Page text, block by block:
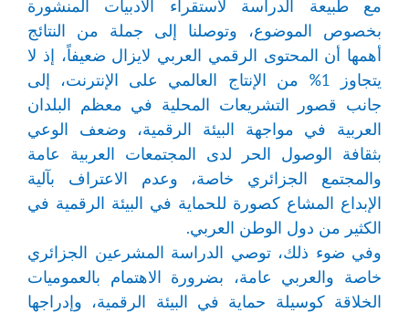
مع طبيعة الدراسة لاستقراء الأدبيات المنشورة
بخصوص الموضوع، وتوصلنا إلى جملة من النتائج
أهمها أن المحتوى الرقمي العربي لايزال ضعيفاً، إذ لا
يتجاوز 1% من الإنتاج العالمي على الإنترنت، إلى
جانب قصور التشريعات المحلية في معظم البلدان
العربية في مواجهة البيئة الرقمية، وضعف الوعي
بثقافة الوصول الحر لدى المجتمعات العربية عامة
والمجتمع الجزائري خاصة، وعدم الاعتراف بآلية
الإبداع المشاع كصورة للحماية في البيئة الرقمية في
الكثير من دول الوطن العربي.
وفي ضوء ذلك، توصي الدراسة المشرعين الجزائري
خاصة والعربي عامة، بضرورة الاهتمام بالعموميات
الخلاقة كوسيلة حماية في البيئة الرقمية، وإدراجها